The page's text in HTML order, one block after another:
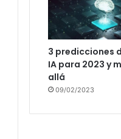
3 predicciones
IA para 2023 y
allá
09/02/2023